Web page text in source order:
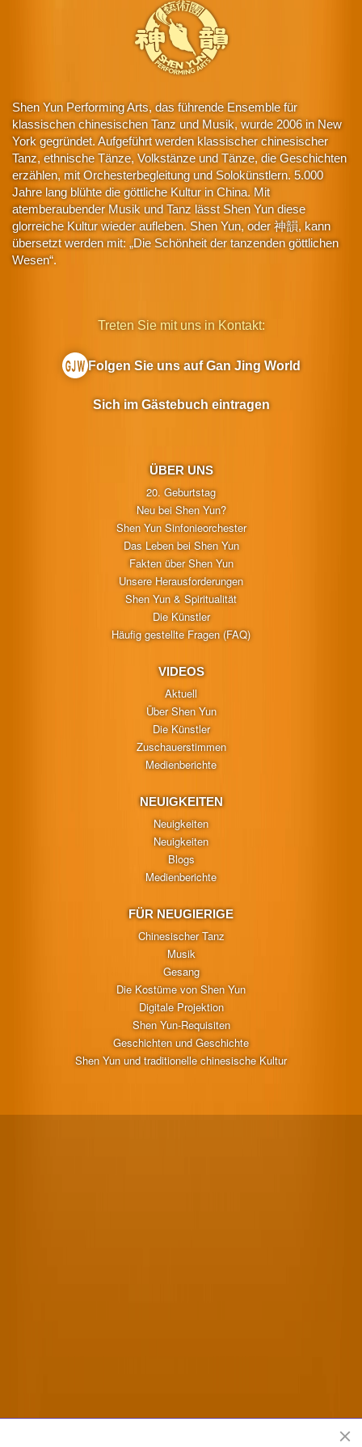
Shen Yun Performing Arts, das führende Ensemble für
klassischen chinesischen Tanz und Musik, wurde 2006 in New
York gegründet. Aufgeführt werden klassischer chinesischer
Tanz, ethnische Tänze, Volkstänze und Tänze, die Geschichten
erzählen, mit Orchesterbegleitung und Solokünstlern. 5.000
Jahre lang blühte die göttliche Kultur in China. Mit
atemberaubender Musik und Tanz lässt Shen Yun diese
glorreiche Kultur wieder aufleben. Shen Yun, oder 神韻, kann
übersetzt werden mit: „Die Schönheit der tanzenden göttlichen
Wesen“.
ÜBER UNS
20. Geburtstag
Neu bei Shen Yun?
Shen Yun Sinfonieorchester
Das Leben bei Shen Yun
Fakten über Shen Yun
Unsere Herausforderungen
Shen Yun & Spiritualität
Die Künstler
Häufig gestellte Fragen (FAQ)
VIDEOS
Aktuell
Über Shen Yun
Die Künstler
Zuschauerstimmen
Medienberichte
NEUIGKEITEN
Neuigkeiten
Neuigkeiten
Blogs
Medienberichte
FÜR NEUGIERIGE
Chinesischer Tanz
Musik
Gesang
Die Kostüme von Shen Yun
Digitale Projektion
Shen Yun-Requisiten
Geschichten und Geschichte
Shen Yun und traditionelle chinesische Kultur
Treten Sie mit uns in Kontakt:
Folgen Sie uns auf Gan Jing World
Sich im Gästebuch eintragen